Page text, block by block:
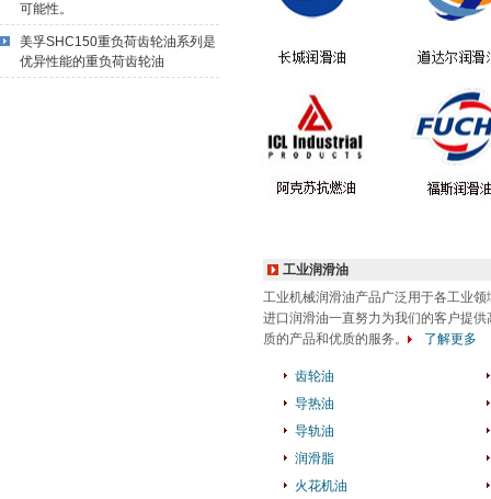
可能性。
美孚SHC150重负荷齿轮油系列是
优异性能的重负荷齿轮油
工业润滑油
工业机械润滑油产品广泛用于各工业领
进口润滑油一直努力为我们的客户提供
质的产品和优质的服务。
了解更多
齿轮油
导热油
导轨油
润滑脂
火花机油